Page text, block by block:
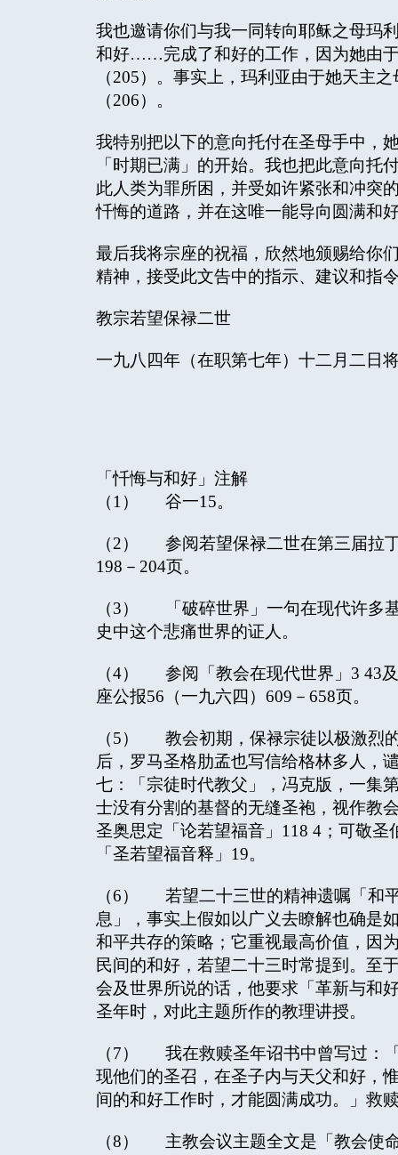
我也邀请你们与我一同转向耶稣之母玛
和好……完成了和好的工作，因为她由
（205）。事实上，玛利亚由于她天主
（206）。
我特别把以下的意向托付在圣母手中，
「时期已满」的开始。我也把此意向
此人类为罪所困，并受如许紧张和冲突
忏悔的道路，并在这唯一能导向圆满和
最后我将宗座的祝福，欣然地颁赐给你
精神，接受此文告中的指示、建议和指
教宗若望保禄二世
一九八四年（在职第七年）十二月二日
「忏悔与和好」注解
（1） 谷一15。
（2） 参阅若望保禄二世在第三届拉
198－204页。
（3） 「破碎世界」一句在现代许多
史中这个悲痛世界的证人。
（4） 参阅「教会在现代世界」3 43
座公报56（一九六四）609－658页。
（5） 教会初期，保禄宗徒以极激烈
后，罗马圣格肋孟也写信给格林多人，
七：「宗徒时代教父」，冯克版，一集
士没有分割的基督的无缝圣袍，视作教
圣奥思定「论若望福音」118 4；可敬
「圣若望福音释」19。
（6） 若望二十三世的精神遗嘱「和
息」，事实上假如以广义去瞭解也确是
和平共存的策略；它重视最高价值，因
民间的和好，若望二十三时常提到。至
会及世界所说的话，他要求「革新与和
圣年时，对此主题所作的教理讲授。
（7） 我在救赎圣年诏书中曾写过：
现他们的圣召，在圣子内与天父和好，
间的和好工作时，才能圆满成功。」救
（8） 主教会议主题全文是「教会使